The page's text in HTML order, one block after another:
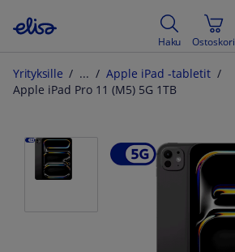
Haku Ostoskori
Yrityksille
Apple iPad -tabletit
Apple iPad Pro 11 (M5) 5G 1TB